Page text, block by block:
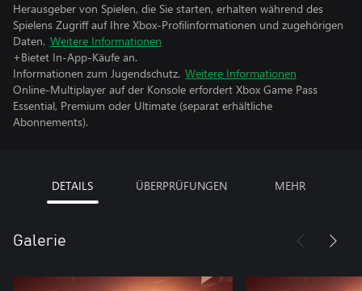
Herausgeber von Spielen, die Sie starten, erhalten während des
Spielens Zugriff auf Ihre Xbox-Profilinformationen und zugehörigen
Daten. Weitere Informationen
+Bietet In-App-Käufe an.
Informationen zum Jugendschutz. Weitere Informationen
Online-Multiplayer auf der Konsole erfordert Xbox Game Pass
Essential, Premium oder Ultimate (separat erhältliche
Abonnements).
DETAILS ÜBERPRÜFUNGEN MEHR
Galerie